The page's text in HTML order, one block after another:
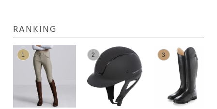
RANKING
1 2 3